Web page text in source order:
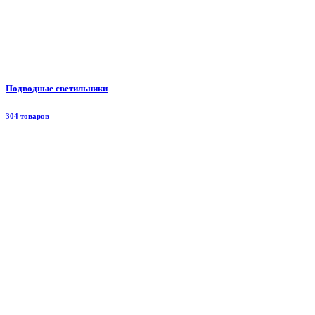
Подводные светильники
304 товаров